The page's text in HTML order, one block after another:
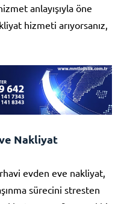
anlayışıyla öne
hizmeti arıyorsanız,
Nakliyat
evden eve nakliyat,
sürecini stresten